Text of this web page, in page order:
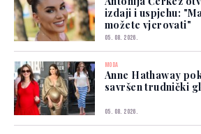
izdaji i uspjehu:
možete vjerovati"
05. 08. 2026.
MODA
Anne Hathaway
savršen trudnički
05. 08. 2026.